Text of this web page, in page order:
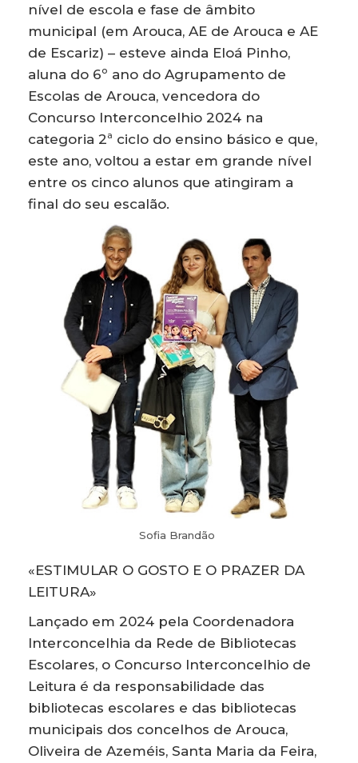
nível de escola e fase de âmbito
municipal (em Arouca, AE de Arouca e AE
de Escariz) – esteve ainda Eloá Pinho,
aluna do 6º ano do Agrupamento de
Escolas de Arouca, vencedora do
Concurso Interconcelhio 2024 na
categoria 2ª ciclo do ensino básico e que,
este ano, voltou a estar em grande nível
entre os cinco alunos que atingiram a
final do seu escalão.
Sofia Brandão
«ESTIMULAR O GOSTO E O PRAZER DA
LEITURA»
Lançado em 2024 pela Coordenadora
Interconcelhia da Rede de Bibliotecas
Escolares, o Concurso Interconcelhio de
Leitura é da responsabilidade das
bibliotecas escolares e das bibliotecas
municipais dos concelhos de Arouca,
Oliveira de Azeméis, Santa Maria da Feira,